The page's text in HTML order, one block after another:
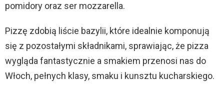
pomidory oraz ser mozzarella.
Pizzę zdobią liście bazylii, które idealnie komponują
się z pozostałymi składnikami, sprawiając, że pizza
wygląda fantastycznie a smakiem przenosi nas do
Włoch, pełnych klasy, smaku i kunsztu kucharskiego.